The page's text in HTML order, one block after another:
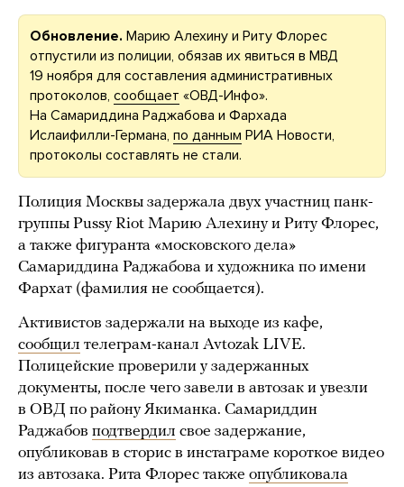
Обновление. Марию Алехину и Риту Флорес
отпустили из полиции, обязав их явиться в МВД
19 ноября для составления административных
протоколов, сообщает «ОВД-Инфо».
На Самариддина Раджабова и Фархада
Ислаифилли-Германа, по данным РИА Новости,
протоколы составлять не стали.
Полиция Москвы задержала двух участниц панк-
группы Pussy Riot Марию Алехину и Риту Флорес,
а также фигуранта «московского дела»
Самариддина Раджабова и художника по имени
Фархат (фамилия не сообщается).
Активистов задержали на выходе из кафе,
сообщил телеграм-канал Avtozak LIVE.
Полицейские проверили у задержанных
документы, после чего завели в автозак и увезли
в ОВД по району Якиманка. Самариддин
Раджабов подтвердил свое задержание,
опубликовав в сторис в инстаграме короткое видео
из автозака. Рита Флорес также опубликовала